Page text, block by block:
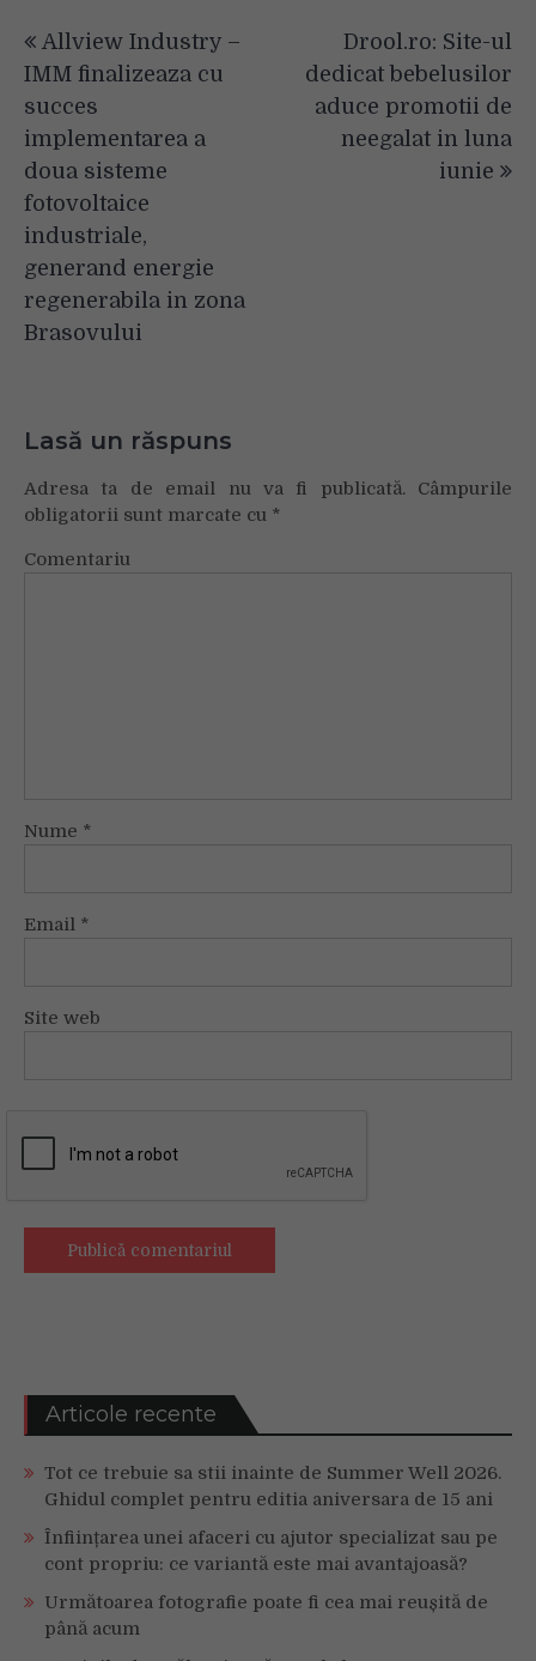
în
articole
Allview Industry –
IMM finalizeaza cu
succes
implementarea a
doua sisteme
fotovoltaice
industriale,
generand energie
regenerabila in zona
Brasovului
Drool.ro: Site-ul
dedicat bebelusilor
aduce promotii de
neegalat in luna
iunie
Lasă un răspuns
Adresa ta de email nu va fi publicată.Câmpurile
obligatorii sunt marcate cu *
Comentariu
Nume *
Email *
Site web
Articole recente
Tot ce trebuie sa stii inainte de Summer Well 2026.
Ghidul complet pentru editia aniversara de 15 ani
Înființarea unei afaceri cu ajutor specializat sau pe
cont propriu: ce variantă este mai avantajoasă?
Următoarea fotografie poate fi cea mai reușită de
până acum